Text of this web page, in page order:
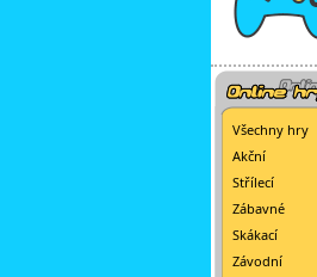
Všechny hry
Akční
Střílecí
Zábavné
Skákací
Závodní